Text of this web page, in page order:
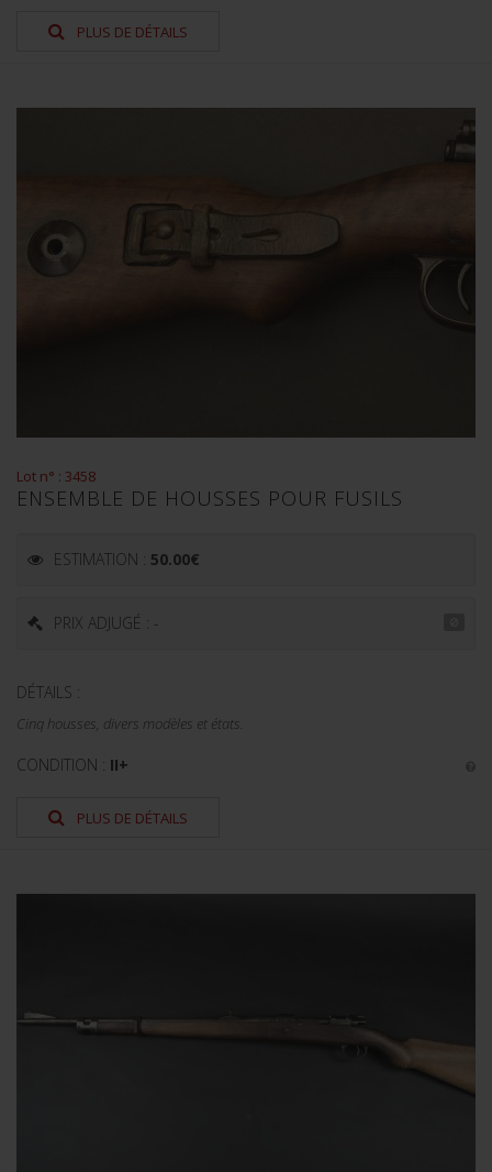
PLUS DE DÉTAILS
Lot n° : 3458
ENSEMBLE DE HOUSSES POUR FUSILS
ESTIMATION : 50.00€
PRIX ADJUGÉ : -
DÉTAILS :
Cinq housses, divers modèles et états.
CONDITION : II+
PLUS DE DÉTAILS